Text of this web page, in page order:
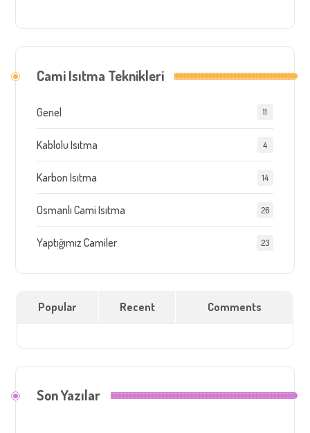
Cami Isıtma Teknikleri
Genel 11
Kablolu Isıtma 4
Karbon Isıtma 14
Osmanlı Cami Isıtma 26
Yaptığımız Camiler 23
Popular Recent Comments
Son Yazılar